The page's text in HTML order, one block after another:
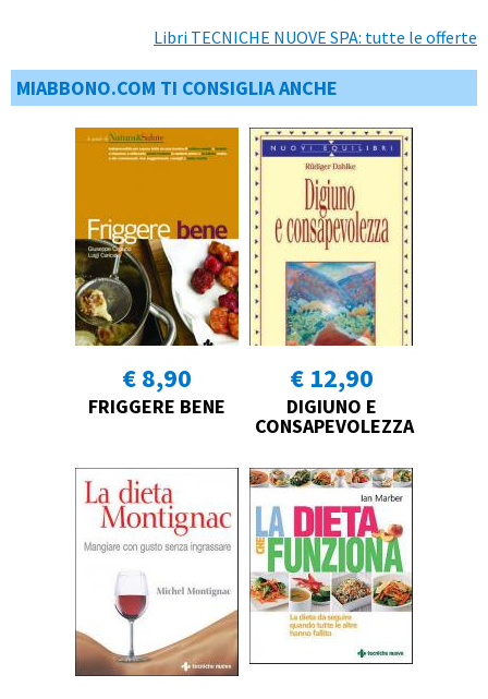
Libri TECNICHE NUOVE SPA: tutte le offerte
MIABBONO.COM TI CONSIGLIA ANCHE
€ 8,90
FRIGGERE BENE
€ 12,90
DIGIUNO E
CONSAPEVOLEZZA